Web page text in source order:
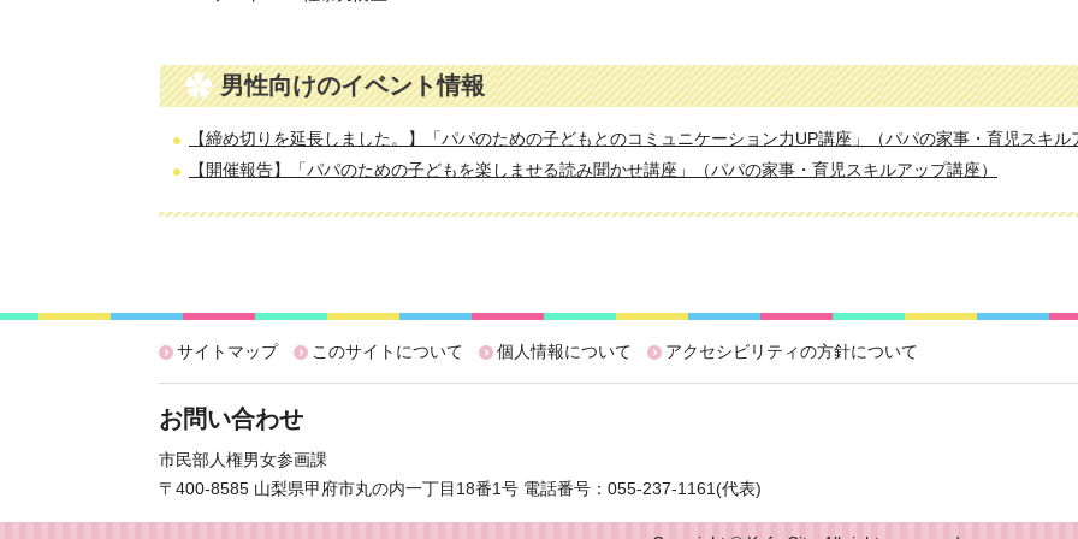
男性向けのイベント情報
【締め切りを延長しました。】「パパのための子どもとのコミュニケーション力UP講座」（パパの家事・育児スキル
【開催報告】「パパのための子どもを楽しませる読み聞かせ講座」（パパの家事・育児スキルアップ講座）
サイトマップ このサイトについて 個人情報について アクセシビリティの方針について
お問い合わせ
市民部人権男女参画課
〒400-8585 山梨県甲府市丸の内一丁目18番1号 電話番号：055-237-1161(代表)